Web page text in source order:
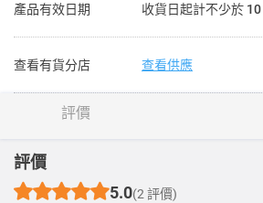
產品有效日期 收貨日起計不少於 10
查看有貨分店 查看供應
評價
評價
5.0(2 評價)